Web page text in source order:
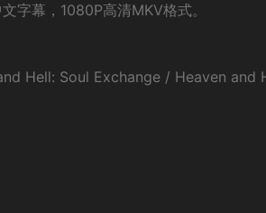
字幕，1080P高清MKV格式。
Hell: Soul Exchange / Heaven and